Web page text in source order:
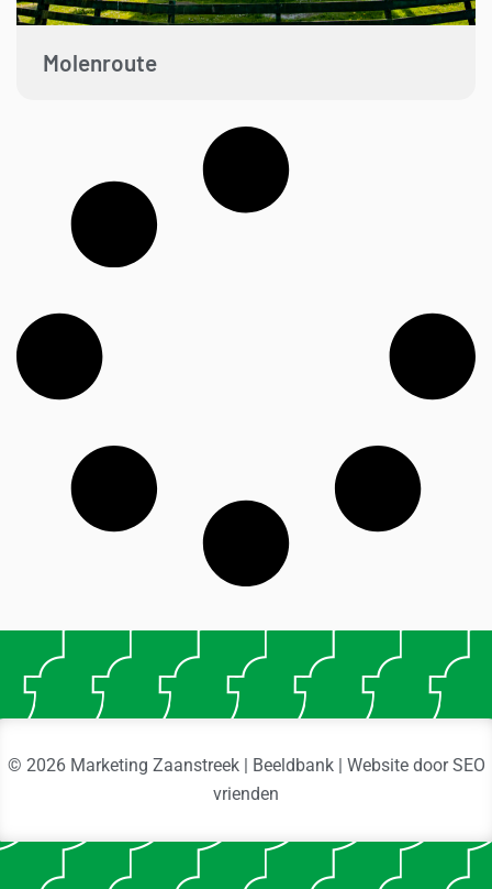
Molenroute
© 2026 Marketing Zaanstreek | Beeldbank | Website doorSEO
vrienden